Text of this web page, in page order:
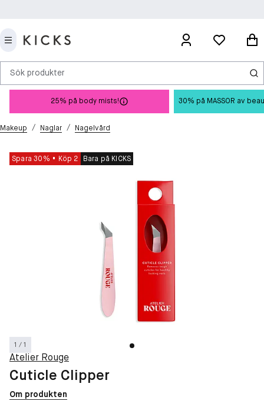
Sök produkter
25% på body mists! 30% på MASSOR av
Makeup / Naglar / Nagelvård
Spara 30% Köp 2 Bara på KICKS
1 / 1
Atelier Rouge
Cuticle Clipper
Om produkten